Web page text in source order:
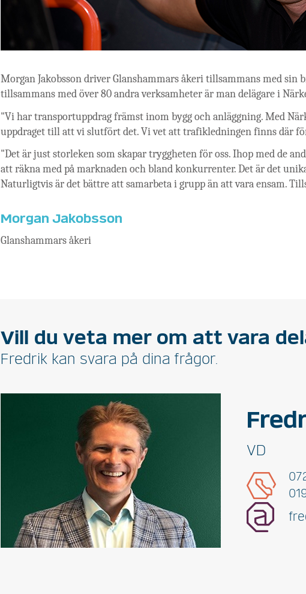
Morgan Jakobsson driver Glanshammars åkeri tillsammans med sin
tillsammans med över 80 andra verksamheter är man delägare i
"Vi har transportuppdrag främst inom bygg och anläggning. Med
uppdraget till att vi slutfört det. Vi vet att trafikledningen finns där för
"Det är just storleken som skapar tryggheten för oss. Ihop med de
att räkna med på marknaden och bland konkurrenter. Det är det
Naturligtvis är det bättre att samarbeta i grupp än att vara ensam.
Morgan Jakobsson
Glanshammars åkeri
Vill du veta mer om att vara
Fredrik kan svara på dina frågor.
VD